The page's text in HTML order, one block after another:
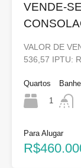
VENDE-
VALOR DE
536,57 IPTU:
Quartos
1
Para Alugar